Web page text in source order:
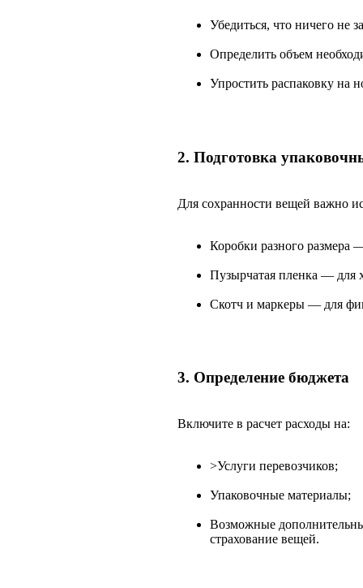
Убедиться, что ничего не
Определить объем
Упростить распаковку на
2. Подготовка
Для сохранности вещей важно
Коробки разного размера
Пузырчатая пленка — для
Скотч и маркеры — для
3. Определение бюджета
Включите в расчет расходы на:
>Услуги перевозчиков;
Упаковочные материалы;
Возможные
страхование вещей.